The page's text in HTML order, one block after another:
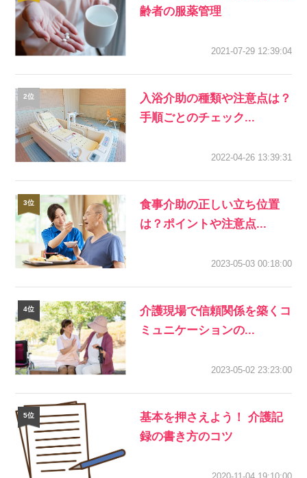
齢者の服薬管理
2021-07-29 12:39:04
入浴介助の種類や注意点は？
手順ごとのチェック...
2022-04-26 13:39:31
食事介助の正しい立ち位置
は？ポイントや注意点...
2023-05-03 00:18:00
介護現場で信頼関係を築くコ
ミュニケーションの...
2023-05-02 23:23:00
基本を押さえよう！ 介護記
録の書き方のコツ